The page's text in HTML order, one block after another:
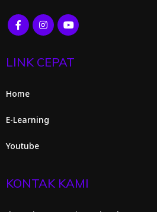
LINK CEPAT
Home
E-Learning
Youtube
KONTAK KAMI